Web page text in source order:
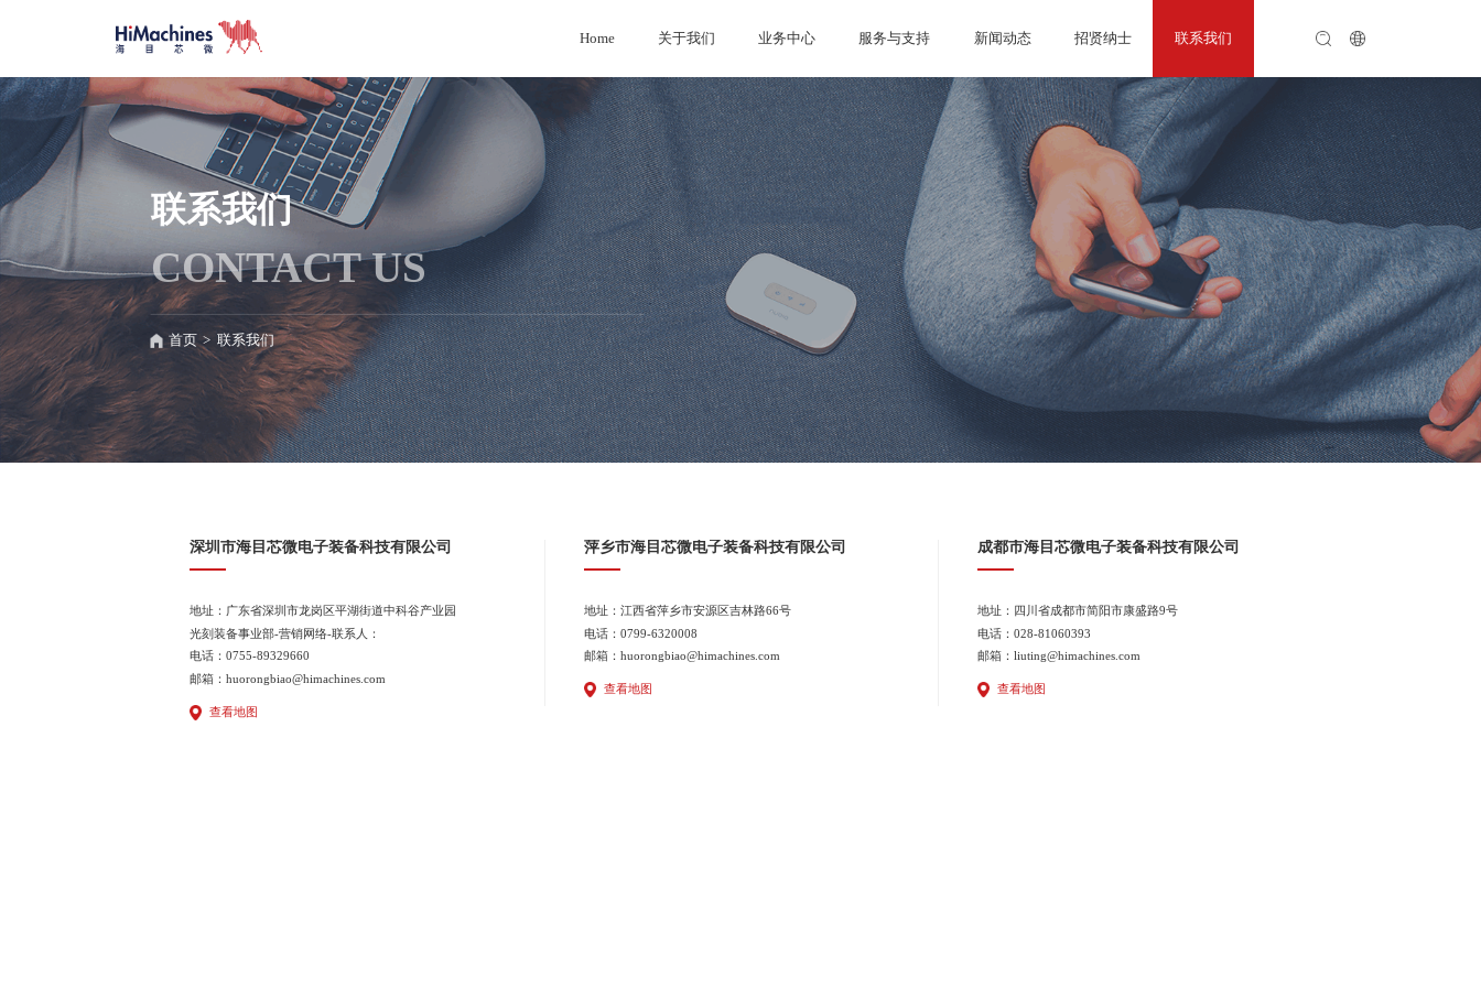
Home 关于我们 业务中心 服务与支持 新闻动态 招贤纳士 联系我们
联系我们
CONTACT US
首页 > 联系我们
深圳市海目芯微电子装备科技有限公司
地址：广东省深圳市龙岗区平湖街道中科谷产业园
光刻装备事业部-营销网络-联系人：
电话：0755-89329660
邮箱：huorongbiao@himachines.com
查看地图
萍乡市海目芯微电子装备科技有限公司
地址：江西省萍乡市安源区吉林路66号
电话：0799-6320008
邮箱：huorongbiao@himachines.com
查看地图
成都市海目芯微电子装备科技有限公司
地址：四川省成都市简阳市康盛路9号
电话：028-81060393
邮箱：liuting@himachines.com
查看地图